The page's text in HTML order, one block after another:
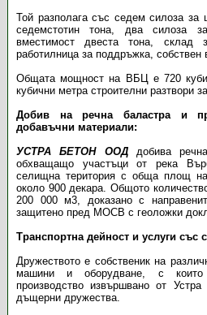
Той разполага със седем силоза за
седемстотин тона, два силоза
вместимост двеста тона, склад
работилница за поддръжка, собствен
Общата мощност на ВБЦ е 720
кубични метра строителни разтвори
Добив на речна баластра и
добавъчни материали:
УСТРА БЕТОН ООДдобива
обхващащо участъци от река
селищна територия с обща площ на
около 900 декара. Общото
200 000 м3, доказано с
защитено пред МОСВ с геоложки
Транспортна дейност и услуги със
Дружеството е собственик на
машини и оборудване, с които
производство извършвано от
дъщерни дружества.